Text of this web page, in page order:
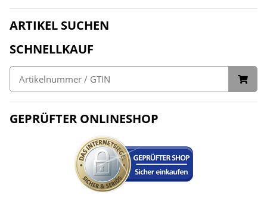
ARTIKEL SUCHEN
SCHNELLKAUF
GEPRÜFTER ONLINESHOP